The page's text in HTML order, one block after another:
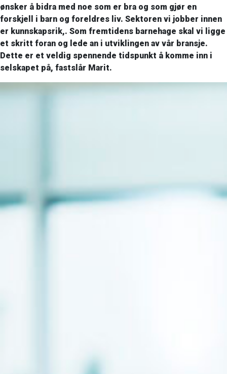
ønsker å bidra med noe som er bra og som gjør en
forskjell i barn og foreldres liv. Sektoren vi jobber innen
er kunnskapsrik,. Som fremtidens barnehage skal vi ligge
et skritt foran og lede an i utviklingen av vår bransje.
Dette er et veldig spennende tidspunkt å komme inn i
selskapet på, fastslår Marit.